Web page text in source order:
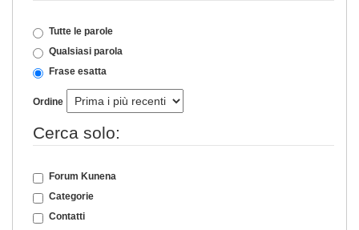
Tutte le parole
Qualsiasi parola
Frase esatta
Ordine
Cerca solo:
Forum Kunena
Categorie
Contatti